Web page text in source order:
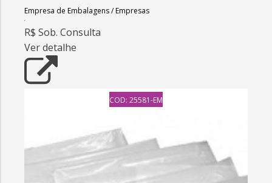
Empresa de Embalagens/Empresas
R$ Sob. Consulta
Ver detalhe
COD: 25581-EM